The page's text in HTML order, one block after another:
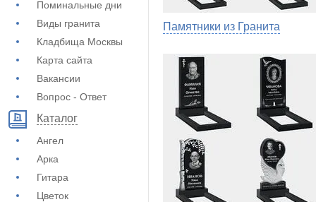
Поминальные дни
Виды гранита
Кладбища Москвы
Карта сайта
Вакансии
Вопрос - Ответ
Каталог
Ангел
Арка
Гитара
Цветок
Памятники из Гранита